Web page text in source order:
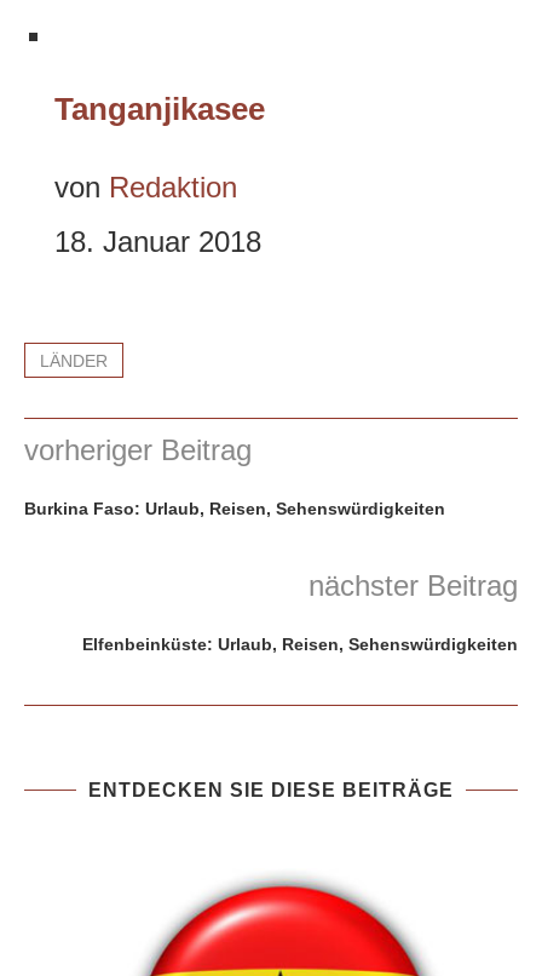
Tanganjikasee
von Redaktion
18. Januar 2018
LÄNDER
vorheriger Beitrag
Burkina Faso: Urlaub, Reisen, Sehenswürdigkeiten
nächster Beitrag
Elfenbeinküste: Urlaub, Reisen, Sehenswürdigkeiten
ENTDECKEN SIE DIESE BEITRÄGE